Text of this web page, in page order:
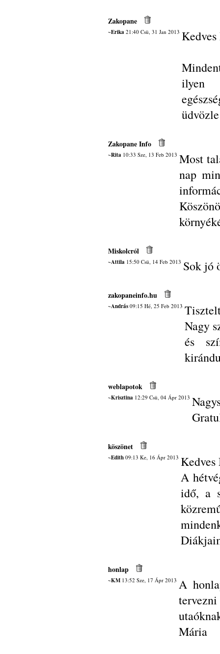
Zakopane
~Erika 21:40 Csü, 31 Jan 2013
ilyen
Zakopane Info
~Rita 10:33 Sze, 13 Feb 2013 Most
nap
Miskolcról
~Attila 15:50 Csü, 14 Feb 2013 Sok jó
zakopaneinfo.hu
~András 09:15 Hé, 25 Feb 2013
Nagy
és
weblapotok
~Krisztina 12:29 Csü, 04 Ápr 2013
köszönet
~Edith 09:13 Ke, 16 Ápr 2013
A
idő, a
honlap
~KM 13:52 Sze, 17 Ápr 2013 A
Mária